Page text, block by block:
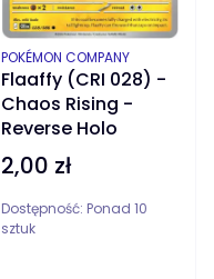
Flaaffy (CRI 028) -
Chaos Rising -
Reverse Holo
PRODUCENT
POKÉMON COMPANY
Cena
2,00 zł
Dostępność: Ponad 10
sztuk